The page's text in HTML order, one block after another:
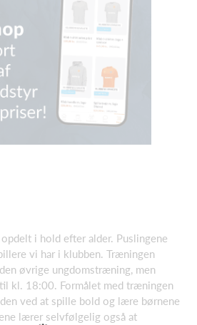
i hold efter alder. Puslingene
vi har i klubben. Træningen
øvrige ungdomstræning, men
kl. 18:00. Formålet med træningen
ved at spille bold og lære børnene
lærer selvfølgelig også at